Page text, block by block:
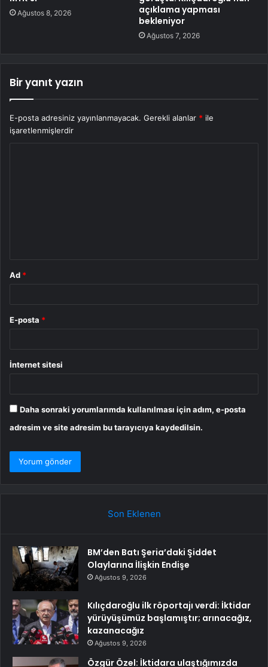
Ağustos 8, 2026
açıklama yapması
bekleniyor
Ağustos 7, 2026
Bir yanıt yazın
E-posta adresiniz yayınlanmayacak. Gerekli alanlar * ile
işaretlenmişlerdir
Ad *
E-posta *
İnternet sitesi
Daha sonraki yorumlarımda kullanılması için adım, e-posta
adresim ve site adresim bu tarayıcıya kaydedilsin.
Son Eklenen
BM’den Batı Şeria’daki Şiddet
Olaylarına İlişkin Endişe
Ağustos 9, 2026
Kılıçdaroğlu ilk röportajı verdi: İktidar
yürüyüşümüz başlamıştır; arınacağız,
kazanacağız
Ağustos 9, 2026
Özgür Özel: İktidara ulaştığımızda